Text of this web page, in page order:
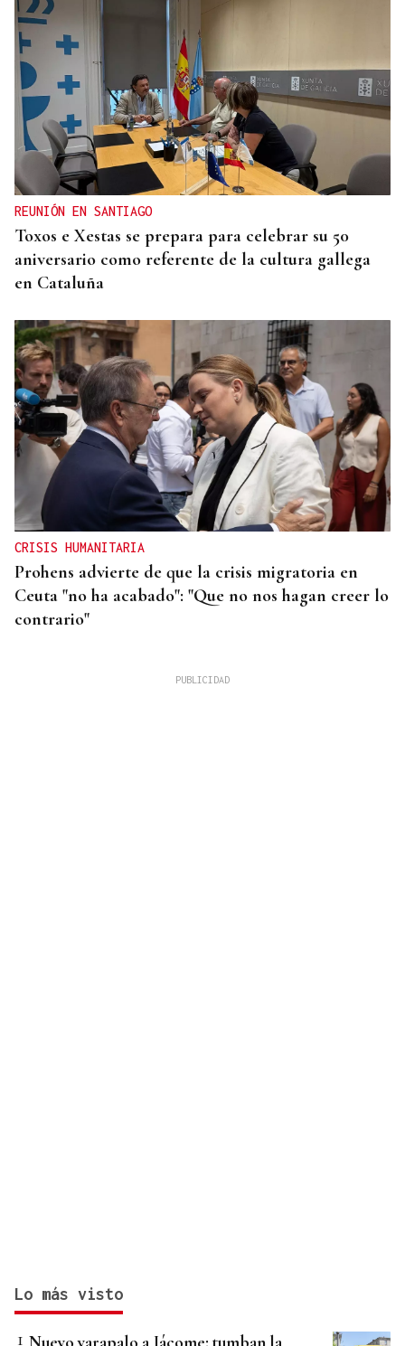
REUNIÓN EN SANTIAGO
Toxos e Xestas se prepara para celebrar su 50
aniversario como referente de la cultura gallega
en Cataluña
CRISIS HUMANITARIA
Prohens advierte de que la crisis migratoria en
Ceuta "no ha acabado": "Que no nos hagan creer lo
contrario"
Lo más visto